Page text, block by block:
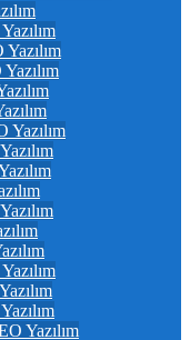
Yazılım
Yazılım